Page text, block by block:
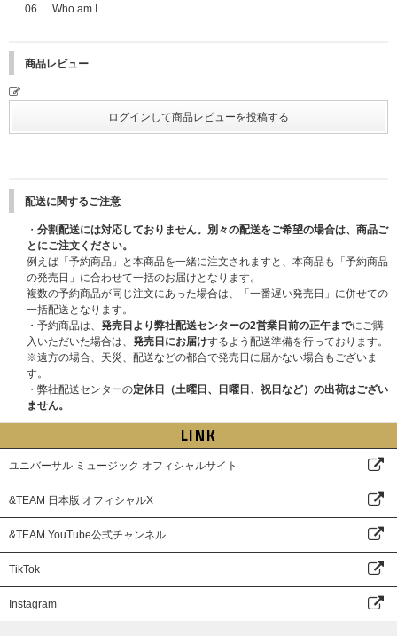
2025年12月13日(土)
①メンバー個別オンラインサイン会
②メンバー個別オンライントーク
③メンバー全員リレー式オンライントーク (K、JO以外のメンバー7名での
2026年3月1日(日)→2026年3月21日(土)
※2025/11/27更新：開催日程が変更となりました。
※各部の受付時間、開始時間、エントリー期間も変更となっております。各
賞品の詳細該当メンバーオンラインイベント(抽選)ページより必ずご確認く
ださい。
●特典会内容
①メンバー個別オンラインサイン会
②メンバー個別オンライントーク
※K、JOのみの参加となりその他メンバーの参加はございません。
※①、②はメンバー選択可能です。
■プレゼント企画
●プレゼント内容：メンバー全員サイン入り告知ポスター
※本イベントは、応募抽選方式です。上記スケジュールを必ずご確認くださ
い。
※各回の締切間近などの時間帯によっては、応募画面に繋がりにくい場合が
ございます。余裕を持ってご応募ください。
※上記応募期間以外はご応募いただけません。あらかじめご了承ください。
期間以外はご応募いただけません。あらかじめご了承ください。
れか1枚または1セットご予約(ご決済完了)と同時に自動エントリーになりま
ず選択してご購入ください。
せん。お一人様何回でもご購入、ご応募いただけます。
※セット商品をご購入の場合は枚数分に応じた応募口数になります。(3形態
セット購入で3口、ソロ盤9形態セットで9口)
イベント当日は、当選者受付にてご本人確認を行います。
必ず公的機関が発行した『顔写真付きの指定身分証明書』をご用意くださ
い。
ご本人確認詳細および注意事項は下記URLにてご確認ください。
https://www.universal-music.co.jp/andteam/honnin-kakunin/
※ご注文・ご登録の際に入力するお名前は＜必ず日本語(漢字・ひらがな・
カタカナ)＞にてご入力ください。
ただし、お名前が、英ローマ字の場合は、英ローマ字にてご入力ください。
それ以外の言語でのご入力はイベント応募対象外になります。ご注意くださ
い。
(例：お名前「山田 花子」様が、注文者情報のお名前を「YAMADA HANAK
O」様とご入力とされた場合、落選対象になる可能性がございます。)
また、お名前が日本語(漢字・ひらがな・カタカナ)にも関わらず、英ローマ
字にてご入力された場合は、落選対象になる可能性がございます。注文者情
報とお届け先情報の両方を使用する場合がございますので、必ずどちらも応
募者の情報でご登録およびご注文をお願いいたします。
なお、英ローマ字の全角・半角はサイトの規則に応じてご入力ください。
※ご購入の際、イベントに参加を希望されるご本人様のお名前で必ずご入力
ください。なお、注文完了後、お名前の変更はできませんので、あらかじめ
ご了承ください。
※UNIVERSAL MUSIC STOREでご購入の方は注文時にご登録いただいてい
06. Who am I
商品レビュー
配送に関するご注意
・ 分割配送には対応しておりません。別々の配送をご希望の場合は、商品ご
とにご注文ください。
例えば「予約商品」と本商品を一緒に注文されますと、本商品も「予約商品
の発売日」に合わせて一括のお届けとなります。
複数の予約商品が同じ注文にあった場合は、「一番遅い発売日」に併せての
一括配送となります。
・予約商品は、 発売日より弊社配送センターの2営業日前の正午までにご購
入いただいた場合は、 発売日にお届けするよう配送準備を行っております。
※遠方の場合、天災、配送などの都合で発売日に届かない場合もございま
す。
・弊社配送センターの定休日（土曜日、日曜日、祝日など）の出荷はござい
ません。
LINK
ユニバーサル ミュージック オフィシャルサイト
&TEAM 日本版 オフィシャルX
&TEAM YouTube公式チャンネル
TikTok
Instagram